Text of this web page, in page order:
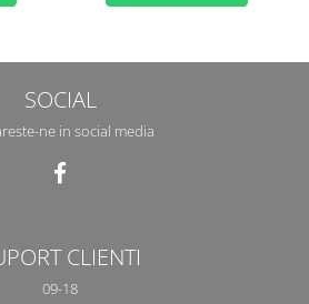
SOCIAL
ne in social media
CLIENTI
09-18